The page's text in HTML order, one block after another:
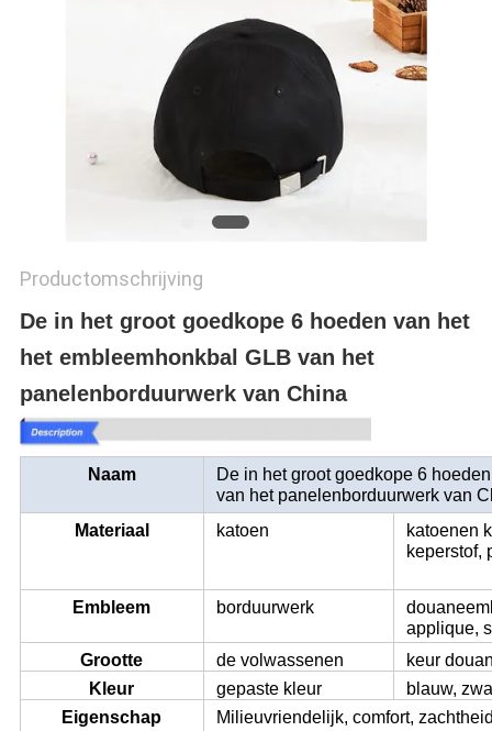
Productomschrijving
De in het groot goedkope 6 hoeden van het
het embleemhonkbal GLB van het
panelenborduurwerk van China
Naam
De in het groot goedkope 6
van het panelenborduurwerk van
Materiaal
katoen
katoenen
keperstof,
Embleem
borduurwerk
applique,
Grootte
de volwassenen
rangschikken
keur
Kleur
gepaste kleur
blauw,
Eigenschap
Milieuvriendelijk, comfort,